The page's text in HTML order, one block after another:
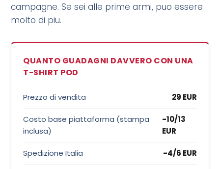
campagne. Se sei alle prime armi, puo essere
molto di piu.
QUANTO GUADAGNI DAVVERO CON UNA
T-SHIRT POD
Prezzo di vendita 29 EUR
Costo base piattaforma (stampa
inclusa)
-10/13
EUR
Spedizione Italia -4/6 EUR